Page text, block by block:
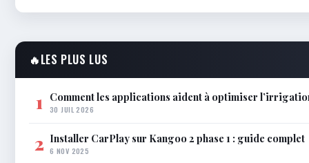
🔥LES PLUS LUS
1 Comment les applications aident à optimiser
30 JUIL 2026
2 Installer CarPlay sur Kangoo 2 phase 1 : guide complet
6 NOV 2025